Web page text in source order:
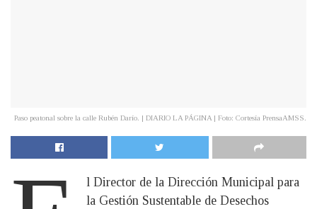
Paso peatonal sobre la calle Rubén Darío. | DIARIO LA PÁGINA | Foto: Cortesía PrensaAMSS.
l Director de la Dirección Municipal para
la Gestión Sustentable de Desechos